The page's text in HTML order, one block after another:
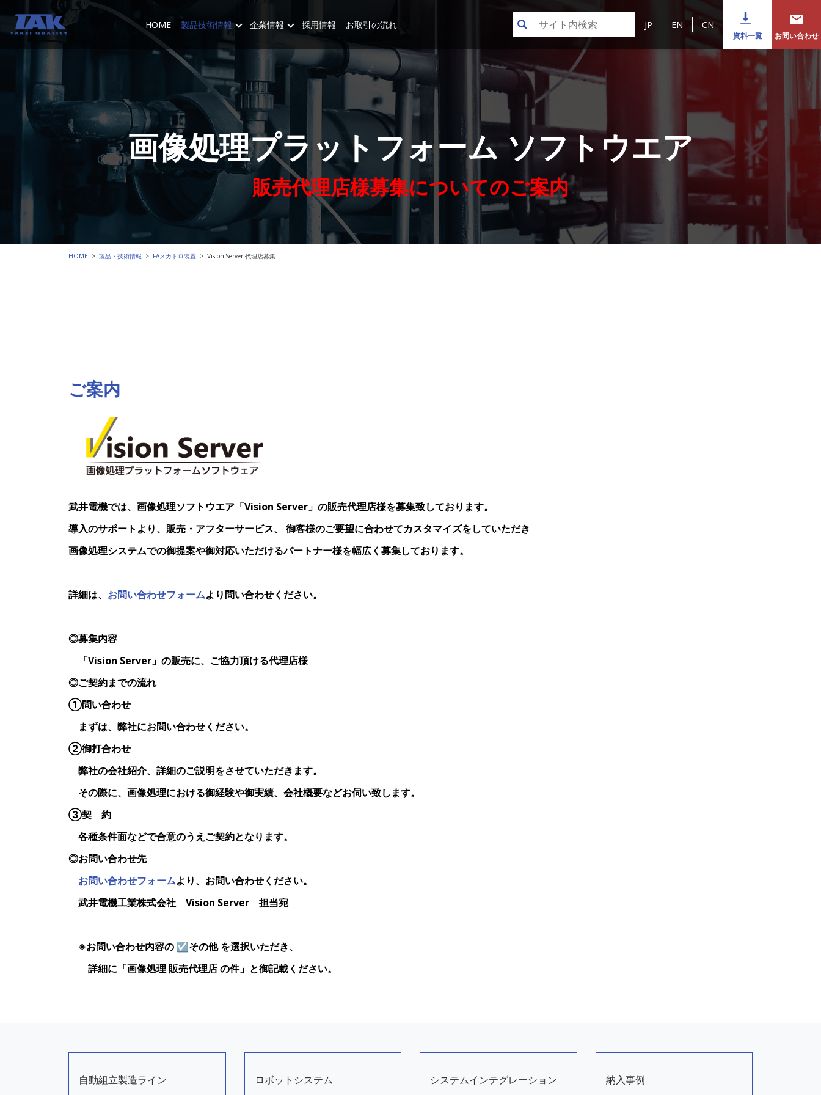
HOME 製品技術情報 企業情報 採用情報 お取引の流れ JP EN CN
資料一覧 お問い合わせ
画像処理プラットフォーム ソフトウエア
販売代理店様募集についてのご案内
HOME 製品・技術情報 FAメカトロ装置 Vision Server 代理店募集
ご案内
武井電機では、画像処理ソフトウエア「Vision Server」の販売代理店様を募集致しております。
導入のサポートより、販売・アフターサービス、
御客様のご要望に合わせてカスタマイズをしていただき
画像処理システムでの御提案や御対応いただけるパートナー様を幅広く募集しております。
詳細は、 お問い合わせフォームより問い合わせください。
◎募集内容
「Vision Server」の販売に、ご協力頂ける代理店様
◎ご契約までの流れ
①問い合わせ
まずは、弊社にお問い合わせください。
②御打合わせ
弊社の会社紹介、詳細のご説明をさせていただきます。
その際に、画像処理における御経験や御実績、会社概要などお伺い致します。
③契 約
各種条件面などで合意のうえご契約となります。
◎お問い合わせ先
お問い合わせフォームより、お問い合わせください。
武井電機工業株式会社 Vision Server 担当宛
※お問い合わせ内容の ☑その他 を選択いただき、
詳細に「画像処理 販売代理店 の件」と御記載ください。
自動組立製造ライン ロボットシステム システムインテグレーション 納入事例